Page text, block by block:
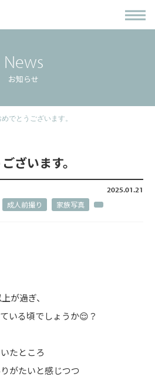
News
お知らせ
でとうございます。
ざいます。
2025.01.21
成人前撮り 家族写真
が過ぎ、
いる頃でしょうか😌？
たところ
がたいと感じつつ